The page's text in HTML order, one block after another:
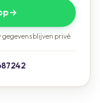
→
gegevens blijven privé.